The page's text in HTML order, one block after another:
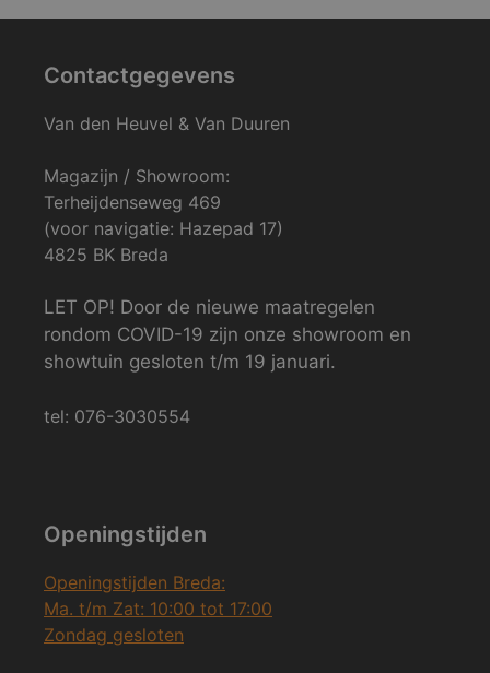
Contactgegevens
Van den Heuvel & Van Duuren
Magazijn / Showroom:
Terheijdenseweg 469
(voor navigatie: Hazepad 17)
4825 BK Breda
LET OP! Door de nieuwe maatregelen
rondom COVID-19 zijn onze showroom en
showtuin gesloten t/m 19 januari.
tel: 076-3030554
Openingstijden
Openingstijden Breda:
Ma. t/m Zat: 10:00 tot 17:00
Zondag gesloten